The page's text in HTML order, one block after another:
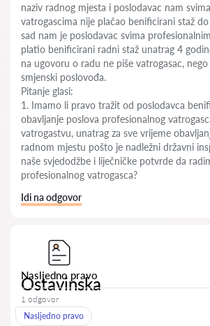
naziv radnog mjesta i poslodavac nam
vatrogascima nije plačao benificirani staž
sad nam je poslodavac svima
platio benificirani radni staž unatrag 4
na ugovoru o radu ne piše vatrogasac,
smjenski poslovođa.
Pitanje glasi:
1. Imamo li pravo tražit od poslodavca
obavljanje poslova profesionalnog
vatrogastvu, unatrag za sve vrijeme
radnom mjestu pošto je nadležni državni
naše svjedodžbe i liječničke potvrde da
profesionalnog vatrogasca?
Idi na odgovor
Nasljedno pravo
Ostavinska
1 odgovor
Nasljedno pravo